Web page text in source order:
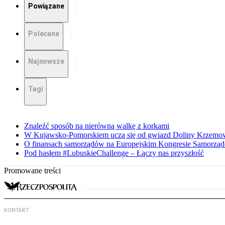
Powiązane
Polecane
Najnowsze
Tagi
Znaleźć sposób na nierówną walkę z korkami
W Kujawsko-Pomorskiem uczą się od gwiazd Doliny
O finansach samorządów na Europejskim Kongresie
Pod hasłem #LubuskieChallenge – Łączy nas przyszłość
Promowane treści
KONTAKT